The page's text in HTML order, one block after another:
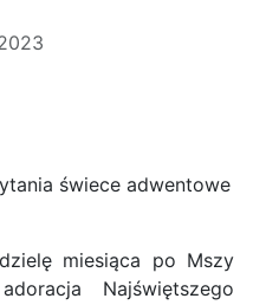
miesiąca po Mszy
Najświętszego